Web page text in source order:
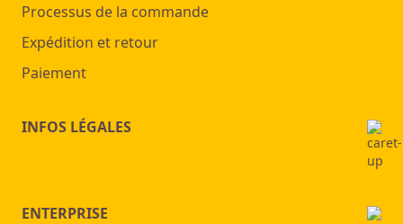
Processus de la commande
Expédition et retour
Paiement
INFOS LÉGALES
ENTERPRISE